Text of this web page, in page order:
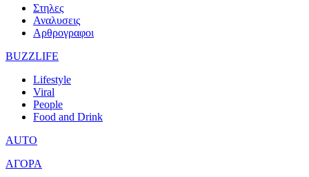
Στηλες
Αναλυσεις
Αρθρογραφοι
BUZZLIFE
Lifestyle
Viral
People
Food and Drink
AUTO
ΑΓΟΡΑ